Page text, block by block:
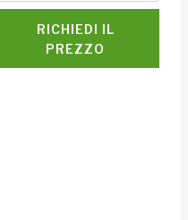
RICHIEDI IL
PREZZO